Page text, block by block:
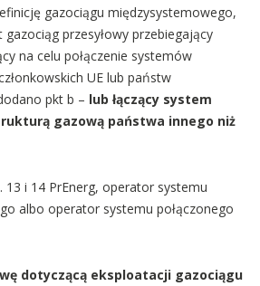
gazociągu międzysystemowego,
przesyłowy przebiegający
na celu połączenie systemów
UE lub państw
pkt b – lub łączący system
gazową państwa innego niż
13 i 14 PrEnerg, operator systemu
albo operator systemu połączonego
dotyczącą eksploatacji gazociągu